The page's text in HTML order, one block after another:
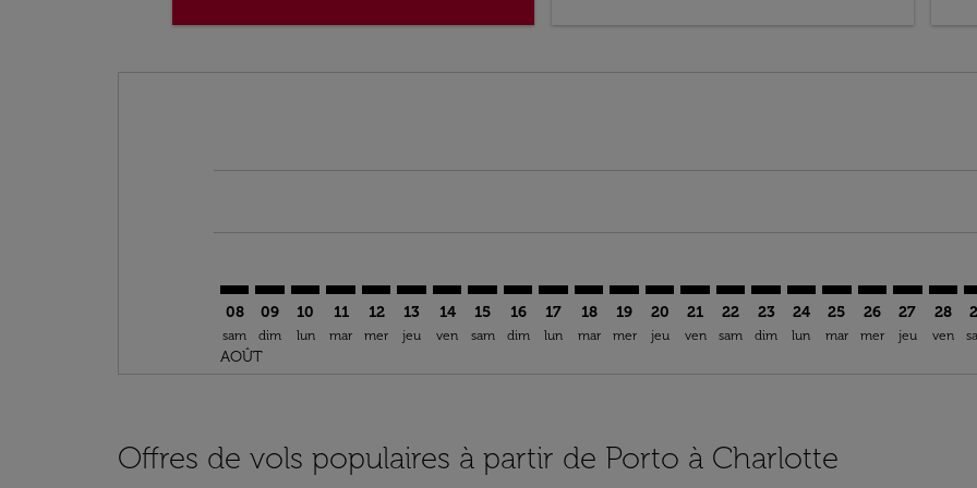
08
sam
AOÛT
09
dim
10
lun
11
mar
12
mer
13
jeu
14
ven
15
sam
16
dim
17
lun
18
mar
OPO–CLT: cmp-view-offers-disclaimer.
19
mer
OPO–CLT: cmp-view-offers-disclaimer.
20
jeu
OPO–CLT: cmp-view-offers-
21
ven
OPO–CLT: cmp-view-offers-
22
sam
OPO–CLT: cmp-view-
23
dim
OPO–CLT: cmp-view-
24
lun
OPO–CLT: cmp-
25
mar
OPO–CLT:
26
mer
27
jeu
28
ven
Offres de vols populaires à partir de Porto à Charlotte